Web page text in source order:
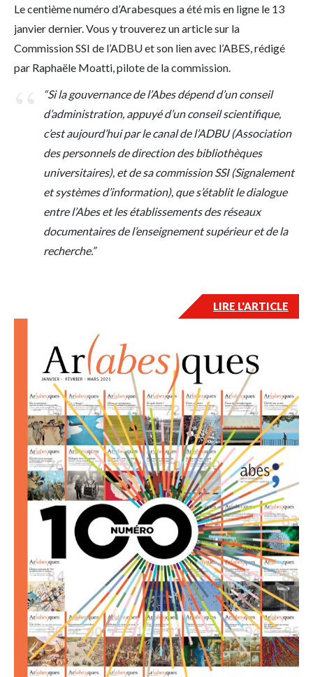
Le centième numéro d’Arabesques a été mis en ligne le 13
janvier dernier. Vous y trouverez un article sur la
Commission SSI de l’ADBU et son lien avec l’ABES, rédigé
par Raphaële Moatti, pilote de la commission.
“Si la gouvernance de l’Abes dépend d’un conseil
d’administration, appuyé d’un conseil scientifique,
c’est aujourd’hui par le canal de l’ADBU (Association
des personnels de direction des bibliothèques
universitaires), et de sa commission SSI (Signalement
et systèmes d’information), que s’établit le dialogue
entre l’Abes et les établissements des réseaux
documentaires de l’enseignement supérieur et de la
recherche.”
LIRE L'ARTICLE